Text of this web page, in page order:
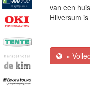
van een
Hilversum
»